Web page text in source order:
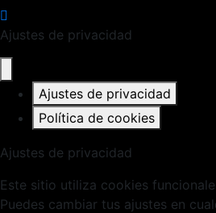
Ajustes de privacidad
Ajustes de privacidad
Política de cookies
Ajustes de privacidad
Este sitio utiliza cookies
Puedes cambiar tus ajustes en